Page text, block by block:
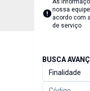
As
nossa
acordo com a
de serviço
BUSCA
Finalidade